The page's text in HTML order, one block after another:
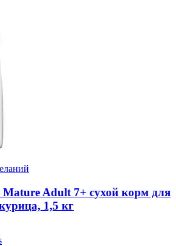
Mature Adult 7+ сухой корм для
1,5 кг